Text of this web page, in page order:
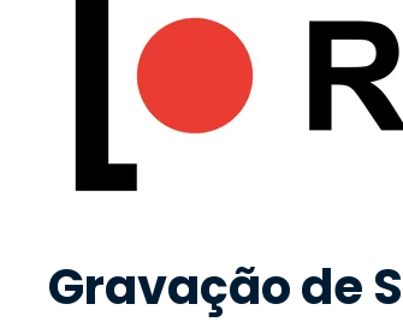
Gravação de